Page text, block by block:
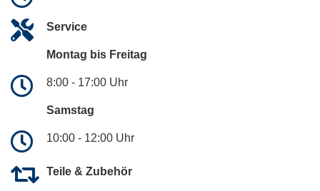
Service
Montag bis Freitag
8:00 - 17:00 Uhr
Samstag
10:00 - 12:00 Uhr
Teile & Zubehör